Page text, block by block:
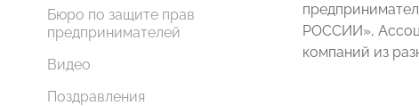
Бюро по защите прав
предпринимателей
Видео
Поздравления
РОССИИ»,
компаний из